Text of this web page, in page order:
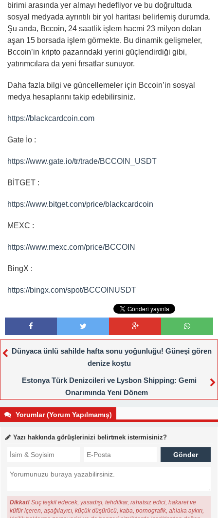
birimi arasında yer almayı hedefliyor ve bu doğrultuda
sosyal medyada ayrıntılı bir yol haritası belirlemiş durumda.
Şu anda, Bccoin, 24 saatlik işlem hacmi 23 milyon doları
aşan 15 borsada işlem görmekte. Bu dinamik gelişmeler,
Bccoin’in kripto pazarındaki yerini güçlendirdiği gibi,
yatırımcılara da yeni fırsatlar sunuyor.
Daha fazla bilgi ve güncellemeler için Bccoin’in sosyal
medya hesaplarını takip edebilirsiniz.
https://blackcardcoin.com
Gate İo :
https://www.gate.io/tr/trade/BCCOIN_USDT
BİTGET :
https://www.bitget.com/price/blackcardcoin
MEXC :
https://www.mexc.com/price/BCCOIN
BingX :
https://bingx.com/spot/BCCOINUSDT
Dünyaca ünlü sahilde hafta sonu yoğunluğu! Güneşi gören
denize koştu
Estonya Türk Denizcileri ve Lysbon Shipping: Gemi
Onarımında Yeni Dönem
Yorumlar (Yorum Yapılmamış)
Yazı hakkında görüşlerinizi belirtmek istermisiniz?
Dikkat! Suç teşkil edecek, yasadışı, tehditkar, rahatsız edici, hakaret ve
küfür içeren, aşağılayıcı, küçük düşürücü, kaba, pornografik, ahlaka aykırı,